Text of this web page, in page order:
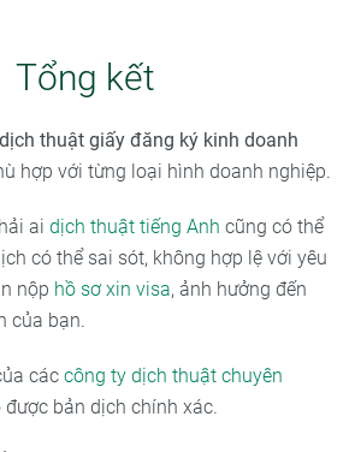
Tổng kết
thuật giấy đăng ký kinh doanh
hợp với từng loại hình doanh nghiệp.
ai dịch thuật tiếng Anh cũng có thể
có thể sai sót, không hợp lệ với yêu
nộp hồ sơ xin visa, ảnh hưởng đến
của bạn.
các công ty dịch thuật chuyên
được bản dịch chính xác.